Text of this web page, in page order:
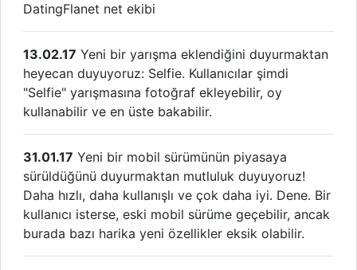
DatingFlanet net ekibi
13.02.17 Yeni bir yarışma eklendiğini duyurmaktan
heyecan duyuyoruz: Selfie. Kullanıcılar şimdi
"Selfie" yarışmasına fotoğraf ekleyebilir, oy
kullanabilir ve en üste bakabilir.
31.01.17 Yeni bir mobil sürümünün piyasaya
sürüldüğünü duyurmaktan mutluluk duyuyoruz!
Daha hızlı, daha kullanışlı ve çok daha iyi. Dene. Bir
kullanıcı isterse, eski mobil sürüme geçebilir, ancak
burada bazı harika yeni özellikler eksik olabilir.